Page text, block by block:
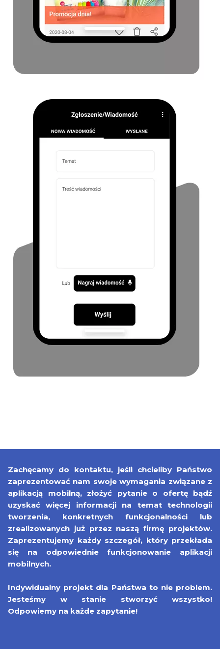
Zachęcamy do kontaktu, jeśli chcieliby Państwo
zaprezentować nam swoje wymagania związane z
aplikacją mobilną, złożyć pytanie o ofertę bądź
uzyskać więcej informacji na temat technologii
tworzenia, konkretnych funkcjonalności lub
zrealizowanych już przez naszą firmę projektów.
Zaprezentujemy każdy szczegół, który przekłada
się na odpowiednie funkcjonowanie aplikacji
mobilnych.
Indywidualny projekt dla Państwa to nie problem.
Jesteśmy w stanie stworzyć wszystko!
Odpowiemy na każde zapytanie!